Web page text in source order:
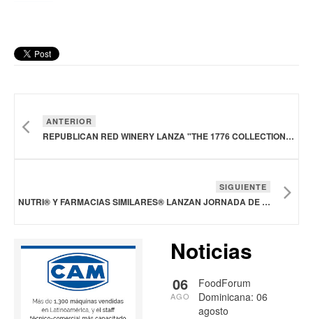
ANTERIOR
REPUBLICAN RED WINERY LANZA "THE 1776 COLLECTION" EN HONOR AL 250 ANIVERSARIO DE ESTADOS UNIDOS
SIGUIENTE
NUTRI®️ Y FARMACIAS SIMILARES®️ LANZAN JORNADA DE NUTRICIÓN COMUNITARIA
Noticias
FoodForum
Dominicana: 06
agosto
06
AGO